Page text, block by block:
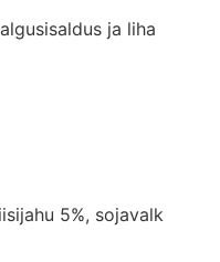
ja liha
5%, sojavalk